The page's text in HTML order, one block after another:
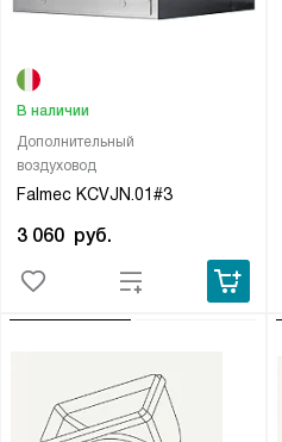
Дополнительный
воздуховод
Falmec KCVJN.01#3
В наличии
3 060 руб.